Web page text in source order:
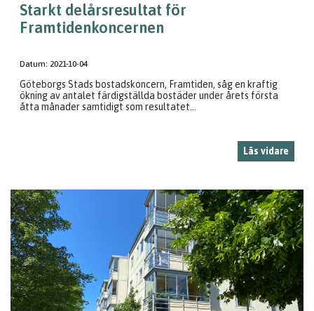
Starkt delårsresultat för
Framtidenkoncernen
Datum: 2021-10-04
Göteborgs Stads bostadskoncern, Framtiden, såg en kraftig
ökning av antalet färdigställda bostäder under årets första
åtta månader samtidigt som resultatet...
Läs vidare